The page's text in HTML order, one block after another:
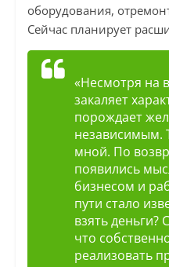
оборудования,
Сейчас планирует
«Несмотря на
закаляет
порождает
независимым.
мной. По
появились
бизнесом и
пути стало
взять деньги?
что
реализовать